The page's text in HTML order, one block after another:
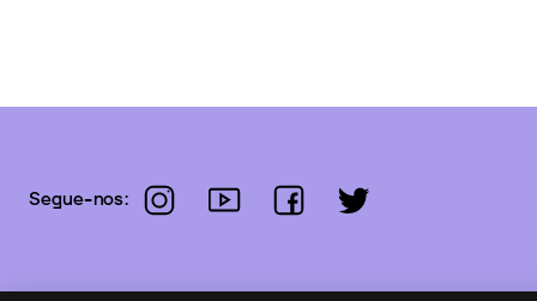
Segue-nos: instagramyoutubefacebooktwitter